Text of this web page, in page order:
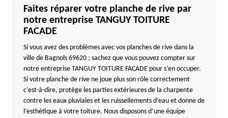
Faites réparer votre planche de rive par
notre entreprise TANGUY TOITURE
FACADE
Si vous avez des problèmes avec vos planches de rive dans la
ville de Bagnols 69620 ; sachez que vous pouvez compter sur
notre entreprise TANGUY TOITURE FACADE pour s’en occuper.
Si votre planche de rive ne joue plus son rôle correctement
c’est-à-dire, protège les parties extérieures de la charpente
contre les eaux pluviales et les ruissellements d’eau et donne de
l’esthétique à votre toiture. Nous disposons d’une équipe